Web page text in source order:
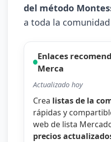
del método
a toda la comunidad
Enlaces
Merca
Actualizado hoy
Crea listas de la
rápidas y
web de lista
precios